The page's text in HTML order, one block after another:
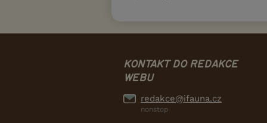
KONTAKT DO REDAKCE
WEBU
redakce@ifauna.cz
nonstop